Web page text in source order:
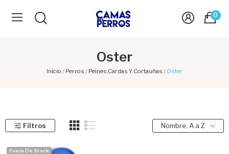
0
Oster
Inicio Perros Peines,Cardas Y Cortauñas Oster
Filtros Nombre, A a Z
Fuera De Stock